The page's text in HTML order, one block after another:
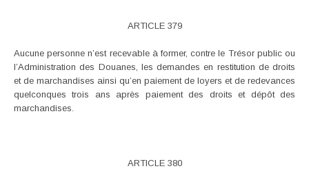
ARTICLE 379
Aucune personne n’est recevable à former, contre le Trésor public ou
l’Administration des Douanes, les demandes en restitution de droits
et de marchandises ainsi qu’en paiement de loyers et de redevances
quelconques trois ans après paiement des droits et dépôt des
marchandises.
ARTICLE 380